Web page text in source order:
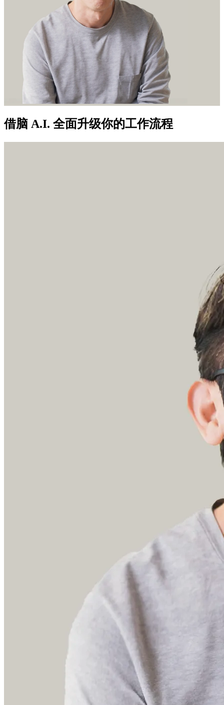
借脑 A.I. 全面升级你的工作流程